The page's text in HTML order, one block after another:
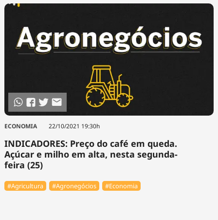
ECONOMIA 22/10/2021 19:30h
INDICADORES: Preço do café em queda.
Açúcar e milho em alta, nesta segunda-
feira (25)
#Agricultura #Agronegócios #Economia